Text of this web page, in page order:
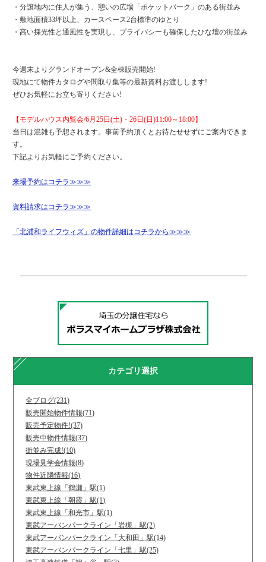
・分譲地内に住人が集う、憩いの広場「ポケットパーク」のある街並み
・敷地面積33坪以上、カースペース2台標準のゆとり
・高い採光性と通風性を実現し、プライバシーも確保したひな壇の街並み
今週末よりグランドオープン&全棟販売開始!
現地にて物件カタログや間取り集等の最新資料お渡しします!
ぜひお気軽にお立ち寄りください!
【モデルハウス内覧会/6月25日(土)・26日(日)11:00～18:00】
当日は混雑も予想されます。事前予約頂くとお待たせせずにご案内できま
す。
下記よりお気軽にご予約ください。
来場予約はコチラ≫≫≫
資料請求はコチラ≫≫≫
「北浦和ライフウィズ」の物件詳細はコチラから≫≫≫
カテゴリ選択
全ブログ(231)
販売開始物件情報(71)
販売予定物件!(37)
販売中物件情報(37)
街並み完成!(10)
現場見学会情報(8)
物件近隣情報(16)
東武東上線「鶴瀬」駅(1)
東武東上線「朝霞」駅(1)
東武東上線「和光市」駅(1)
東武アーバンパークライン「岩槻」駅(2)
東武アーバンパークライン「大和田」駅(14)
東武アーバンパークライン「七里」駅(25)